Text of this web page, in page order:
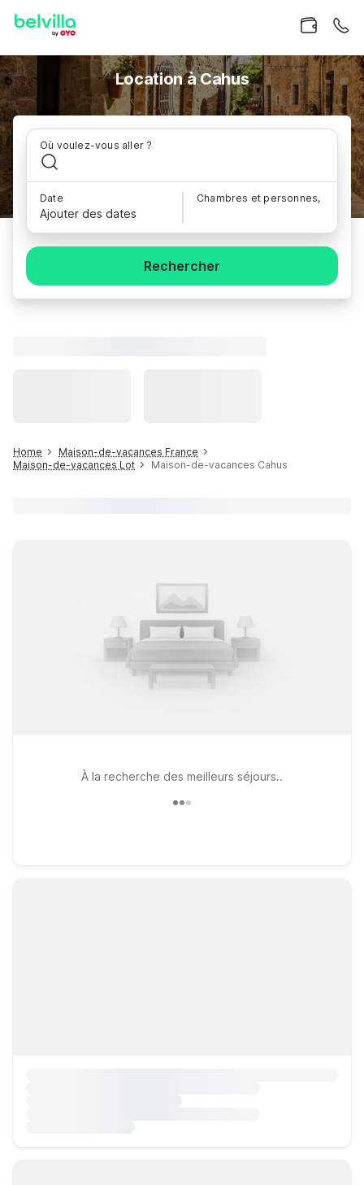
Location à Cahus
Où voulez-vous aller ?
Date
Ajouter des dates
Chambres et personnes,
Rechercher
Home
Maison-de-vacances France
Maison-de-vacances Lot
Maison-de-vacances Cahus
À la recherche des meilleurs séjours..